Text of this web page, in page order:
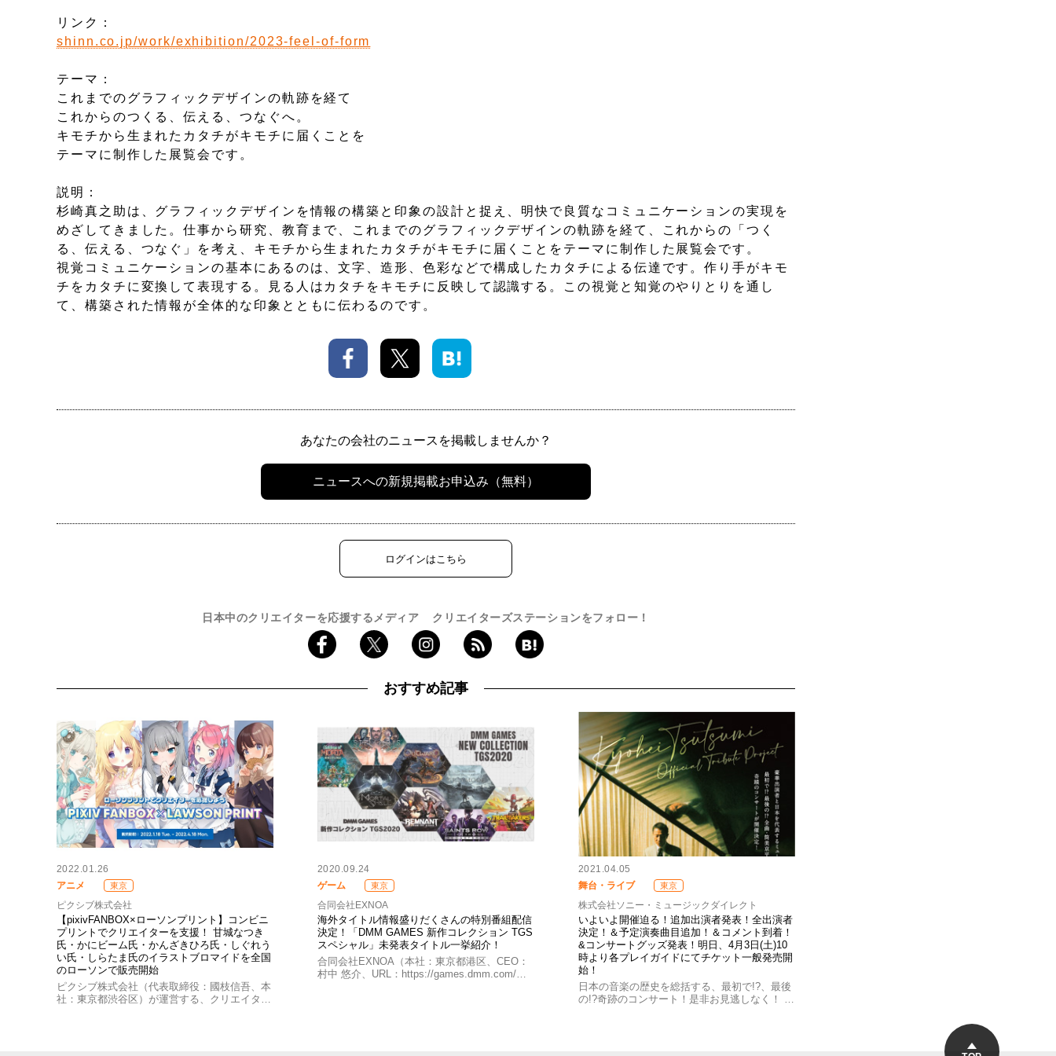
リンク：
shinn.co.jp/work/exhibition/2023-feel-of-form
テーマ：
これまでのグラフィックデザインの軌跡を経て
これからのつくる、伝える、つなぐへ。
キモチから生まれたカタチがキモチに届くことを
テーマに制作した展覧会です。
説明：
杉崎真之助は、グラフィックデザインを情報の構築と印象の設計と捉え、明快で良質なコミュニケーションの実現を
めざしてきました。仕事から研究、教育まで、これまでのグラフィックデザインの軌跡を経て、これからの「つく
る、伝える、つなぐ」を考え、キモチから生まれたカタチがキモチに届くことをテーマに制作した展覧会です。
視覚コミュニケーションの基本にあるのは、文字、造形、色彩などで構成したカタチによる伝達です。作り手がキモ
チをカタチに変換して表現する。見る人はカタチをキモチに反映して認識する。この視覚と知覚のやりとりを通し
て、構築された情報が全体的な印象とともに伝わるのです。
あなたの会社のニュースを掲載しませんか？
ニュースへの新規掲載お申込み（無料）
ログインはこちら
日本中のクリエイターを応援するメディア クリエイターズステーションをフォロー！
おすすめ記事
2022.01.26
アニメ
東京
ピクシブ株式会社
【pixivFANBOX×ローソンプリント】コンビニ
プリントでクリエイターを支援！ 甘城なつき
氏・かにビーム氏・かんざきひろ氏・しぐれう
い氏・しらたま氏のイラストブロマイドを全国
のローソンで販売開始
ピクシブ株式会社（代表取締役：國枝信吾、本
社：東京都渋谷区）が運営する、クリエイタ…
2020.09.24
ゲーム
東京
合同会社EXNOA
海外タイトル情報盛りだくさんの特別番組配信
決定！「DMM GAMES 新作コレクション TGS
スペシャル」未発表タイトル一挙紹介！
合同会社EXNOA（本社：東京都港区、CEO：
村中 悠介、URL：https://games.dmm.com/…
2021.04.05
舞台・ライブ
東京
株式会社ソニー・ミュージックダイレクト
いよいよ開催迫る！追加出演者発表！全出演者
決定！＆予定演奏曲目追加！＆コメント到着！
&コンサートグッズ発表！明日、4月3日(土)10
時より各プレイガイドにてチケット一般発売開
始！
日本の音楽の歴史を総括する、最初で!?、最後
の!?奇跡のコンサート！是非お見逃しなく！ …